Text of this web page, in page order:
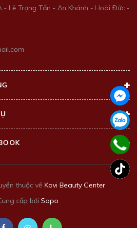
- Lê Trọng Tấn - An Khánh - Hoài Đức -
thuộc về Kovi Beauty Center
cấp bởi Sapo